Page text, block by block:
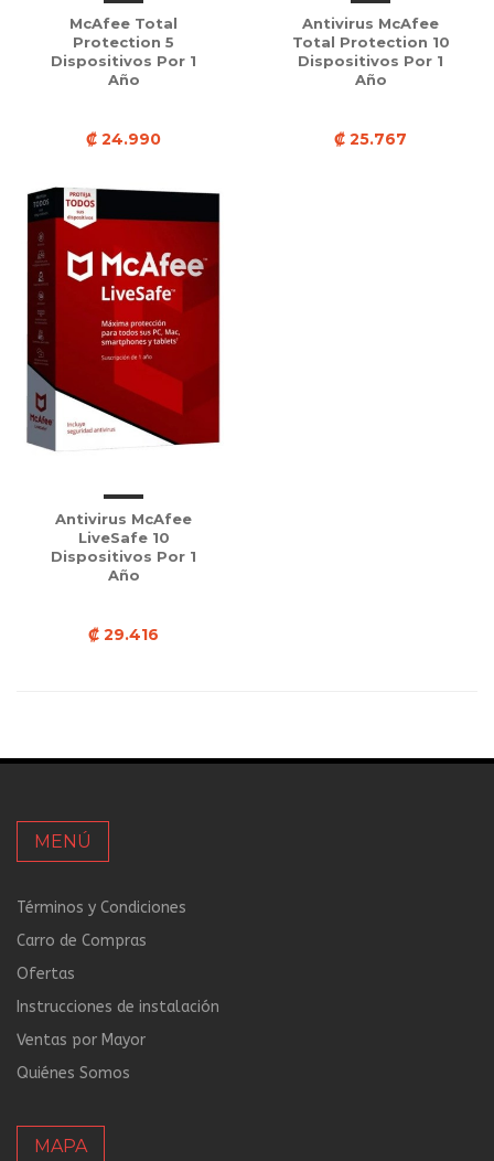
McAfee Total
Protection 5
Dispositivos Por 1
Año
₡ 24.990
Antivirus McAfee
Total Protection 10
Dispositivos Por 1
Año
₡ 25.767
Antivirus McAfee
LiveSafe 10
Dispositivos Por 1
Año
₡ 29.416
MENÚ
Términos y Condiciones
Carro de Compras
Ofertas
Instrucciones de instalación
Ventas por Mayor
Quiénes Somos
MAPA